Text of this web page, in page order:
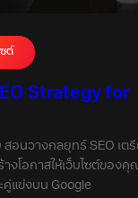
ต์
Strategy for
สอนวางกลยุทธ์ SEO เต
งโอกาสให้เว็บไซต์ของ
คู่แข่งบน Google